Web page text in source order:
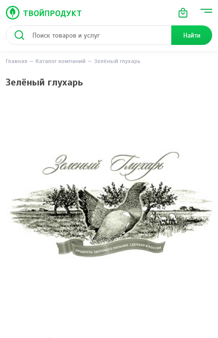
Найти
Главная Каталог компаний Зелёный глухарь
Зелёный глухарь